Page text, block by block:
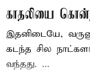
காதலியை
இதனிடையே,
கடந்த சில
வந்தது. ...